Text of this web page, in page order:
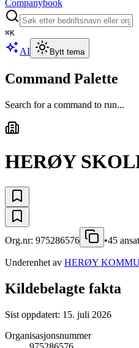
Companybook
⌘K
AI Bytt tema
Command Palette
Search for a command to run...
HERØY
Org.nr: 975286576 •45
Underenhet av HERØY
Kildebelagte fakta
Sist oppdatert: 15. juli 2026
Organisasjonsnummer